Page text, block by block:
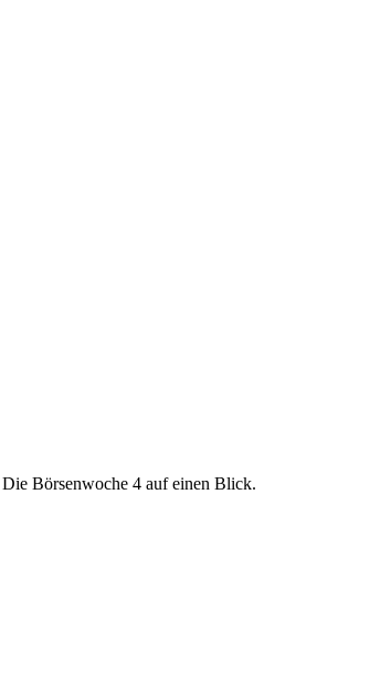
Börsenwoche 4 auf einen Blick.